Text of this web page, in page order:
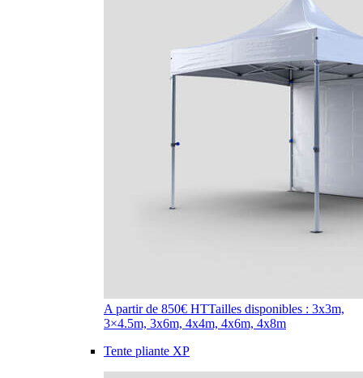
A partir de 850€ HTTailles disponibles : 3x3m,
3×4.5m, 3x6m, 4x4m, 4x6m, 4x8m
Tente pliante XP